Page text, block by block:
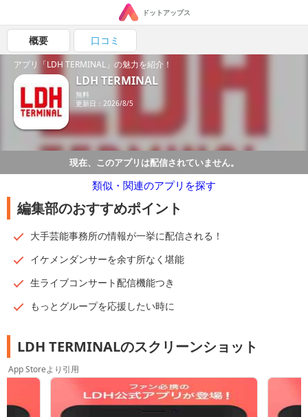
ドットアップス
概要 口コミ
アプリ「LDH TERMINAL」の魅力を紹介！
LDH TERMINAL
無料
更新日：2026/8/5
現在、このアプリは配信されていません。
類似・関連のアプリを探す
編集部のおすすめポイント
大手芸能事務所の情報が一挙に配信される！
イケメンダンサーを余す所なく堪能
生ライブコンサート配信機能つき
もっとグループを応援したい時に
LDH TERMINALのスクリーンショット
App Storeより引用